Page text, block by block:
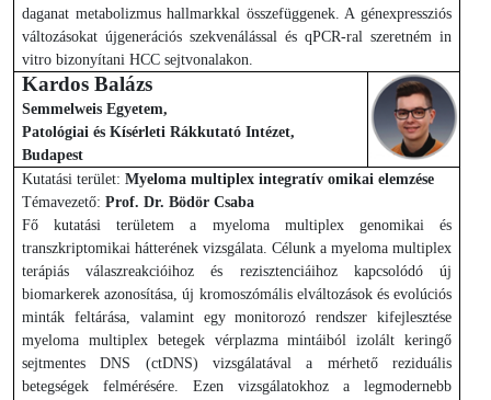
daganat metabolizmus hallmarkkal összefüggenek. A génexpressziós
változásokat újgenerációs szekvenálással és qPCR-ral szeretném in
vitro bizonyítani HCC sejtvonalakon.
Kardos Balázs
Semmelweis Egyetem,
Patológiai és Kísérleti Rákkutató Intézet,
Budapest
Kutatási terület: Myeloma multiplex integratív omikai elemzése
Témavezető: Prof. Dr. Bödör Csaba
Fő kutatási területem a myeloma multiplex genomikai és
transzkriptomikai hátterének vizsgálata. Célunk a myeloma multiplex
terápiás válaszreakcióihoz és rezisztenciáihoz kapcsolódó új
biomarkerek azonosítása, új kromoszómális elváltozások és evolúciós
minták feltárása, valamint egy monitorozó rendszer kifejlesztése
myeloma multiplex betegek vérplazma mintáiból izolált keringő
sejtmentes DNS (ctDNS) vizsgálatával a mérhető reziduális
betegségek felmérésére. Ezen vizsgálatokhoz a legmodernebb